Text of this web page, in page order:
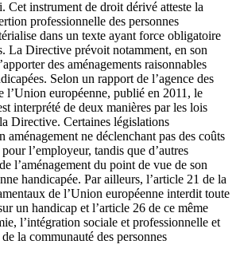
Cet instrument de droit dérivé atteste la
professionnelle des personnes
dans un texte ayant force obligatoire
La Directive prévoit notamment, en son
des aménagements raisonnables
Selon un rapport de l’agence des
l’Union européenne, publié en 2011, le
interprété de deux manières par les lois
Directive. Certaines législations
aménagement ne déclenchant pas des coûts
l’employeur, tandis que d’autres
l’aménagement du point de vue de son
handicapée. Par ailleurs, l’article 21 de la
de l’Union européenne interdit toute
un handicap et l’article 26 de ce même
l’intégration sociale et professionnelle et
la communauté des personnes